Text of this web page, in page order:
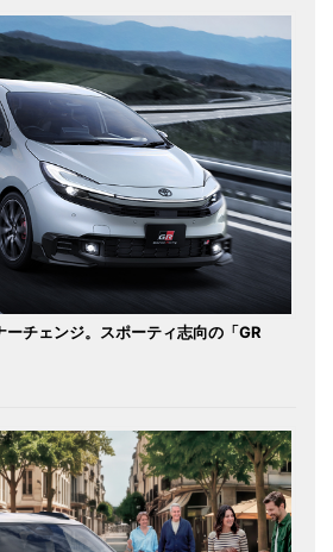
ーチェンジ。スポーティ志向の「GR